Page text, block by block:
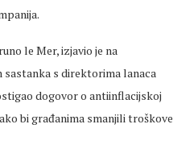
le Mer, izjavio je na
s direktorima lanaca
dogovor o antiinflacijskoj
bi građanima smanjili troškove